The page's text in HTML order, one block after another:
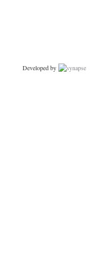
Developed by